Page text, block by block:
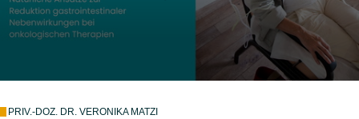
PRIV.-DOZ. DR. VERONIKA MATZI